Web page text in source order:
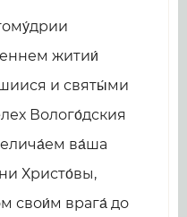
житии́
и святы́ми
Волого́дския
ва́ша
Христо́вы,
свои́м врага́ до